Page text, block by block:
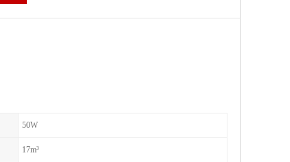
50W
17m³